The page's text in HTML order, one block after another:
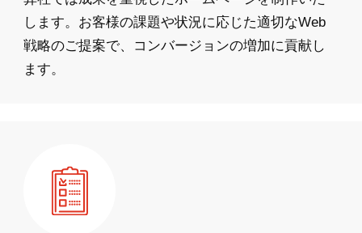
します。お客様の課題や状況に応じた適切なWeb
戦略のご提案で、コンバージョンの増加に貢献し
ます。